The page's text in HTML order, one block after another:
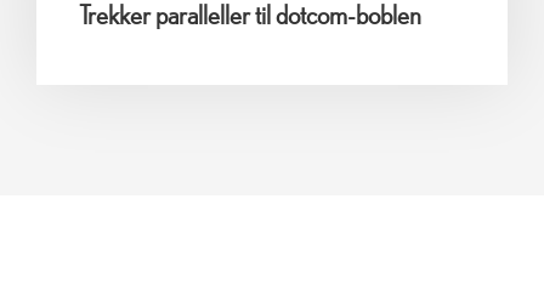
Trekker paralleller til dotcom-boblen